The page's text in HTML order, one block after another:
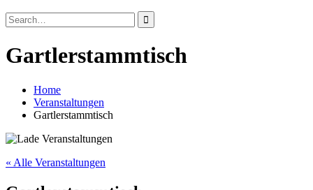
Search
Close
Search
Search
for:
Gartlerstammtisch
Home
Veranstaltungen
Gartlerstammtisch
« Alle Veranstaltungen